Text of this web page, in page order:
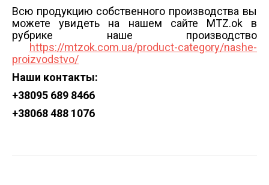
Всю продукцию собственного производства вы
можете увидеть на нашем сайте MTZ.ok в
рубрике наше производство
https://mtzok.com.ua/product-category/nashe-
proizvodstvo/
Наши контакты:
+38095 689 8466
+38068 488 1076